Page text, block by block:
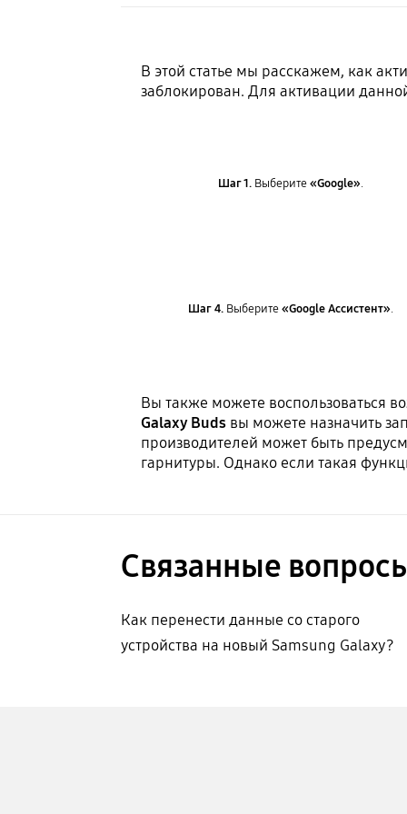
В этой статье мы расскажем, как
заблокирован. Для активации
Шаг 1. Выберите«Google».
Шаг 4. Выберите«Google Ассистент».
Вы также можете воспользоваться
Galaxy Budsвы можете назначить
производителей может быть
гарнитуры. Однако если такая
Связанные
Как перенести данные со старого
устройства на новый Samsung Galaxy?